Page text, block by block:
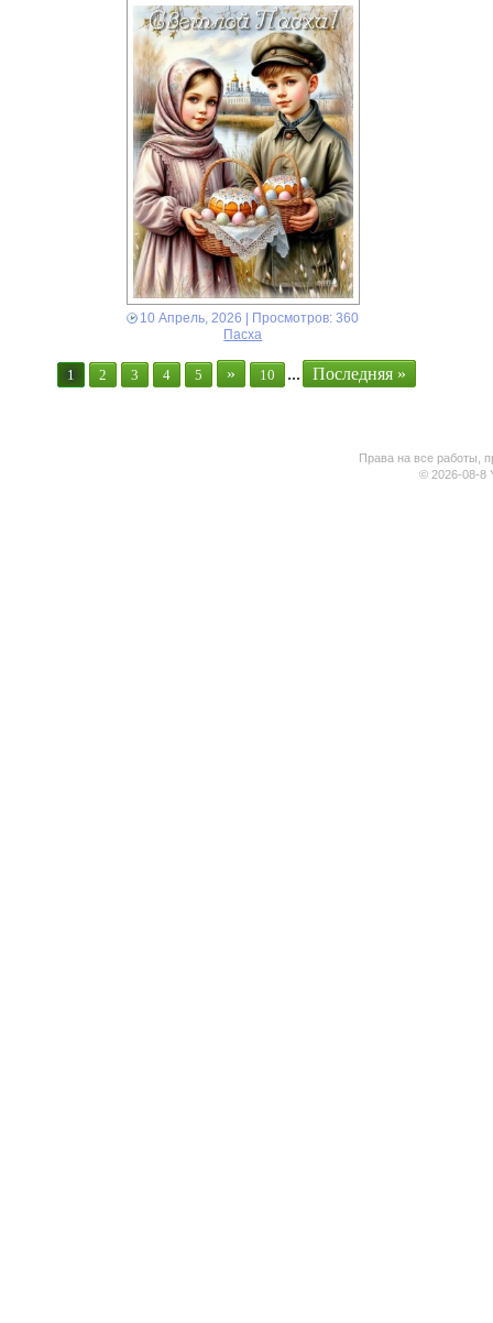
10 Апрель, 2026 | Просмотров: 360
Пасха
1 2 3 4 5 » 10 ... Последняя »
Права на все работы,
© 2026-08-8